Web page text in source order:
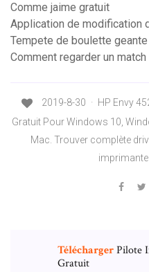
Comme jaime gratuit
Application de modification
Tempete de boulette
Comment regarder un
2019-8-30 · HP Envy
Gratuit Pour Windows 10,
Mac. Trouver complète
imprimante
TéléchargerPilote
Gratuit